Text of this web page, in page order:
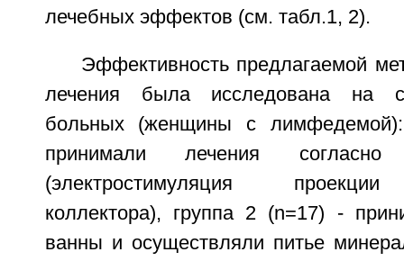
лечебных эффектов (см. табл.1, 2).
Эффективность предлагаемой
лечения была исследована на
больных (женщины с
принимали лечения согласно
(электростимуляция
коллектора), группа 2 (n=17) -
ванны и осуществляли питье